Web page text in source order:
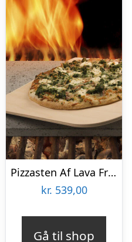
Pizzasten Af Lava Fra Etna
kr. 539,00
Gå til shop